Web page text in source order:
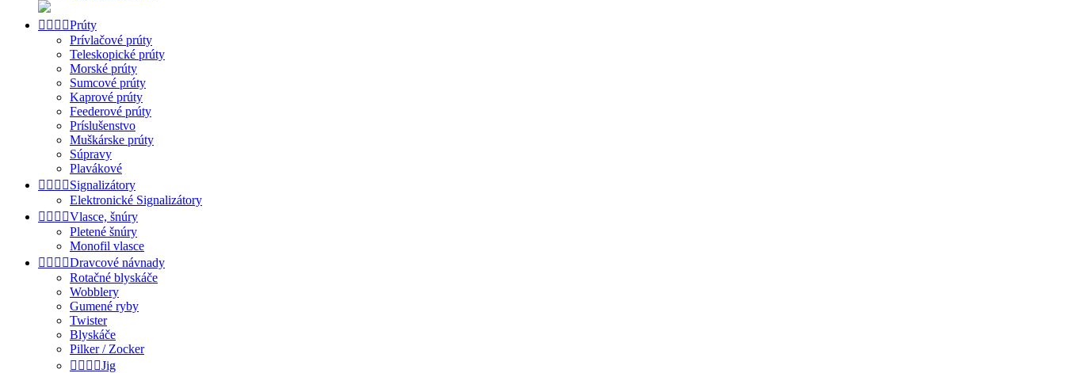
   Prúty
Prívlačové prúty
Teleskopické prúty
Morské prúty
Sumcové prúty
Kaprové prúty
Feederové prúty
Príslušenstvo
Muškárske prúty
Súpravy
Plavákové
   Signalizátory
Elektronické Signalizátory
   Vlasce, šnúry
Pletené šnúry
Monofil vlasce
   Dravcové návnady
Rotačné blyskáče
Wobblery
Gumené ryby
Twister
Blyskáče
Pilker / Zocker
   Jig